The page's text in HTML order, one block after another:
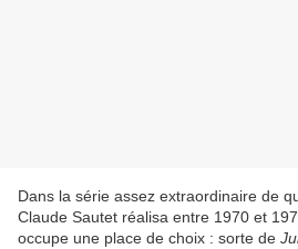
Dans la série assez extraordinaire de
Claude Sautet réalisa entre 1970 et
occupe une place de choix : sorte de